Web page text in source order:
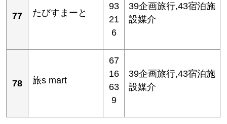
77 たびすまーと
93
21
6
39企画旅行,43宿泊施
設媒介
78 旅s mart
67
16
63
9
39企画旅行,43宿泊施
設媒介